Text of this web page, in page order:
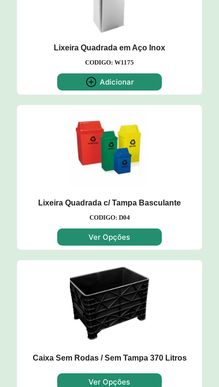
Lixeira Quadrada em Aço Inox
CODIGO: W1175
Adicionar
Lixeira Quadrada c/ Tampa Basculante
CODIGO: D04
Ver Opções
Caixa Sem Rodas / Sem Tampa 370 Litros
Ver Opções